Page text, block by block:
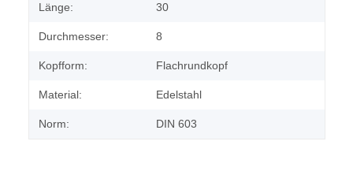
Länge: 30
Durchmesser: 8
Kopfform: Flachrundkopf
Material: Edelstahl
Norm: DIN 603